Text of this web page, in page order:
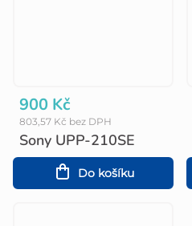
Sony UPP-210SE
803,57 Kč bez DPH
900 Kč
Do košíku